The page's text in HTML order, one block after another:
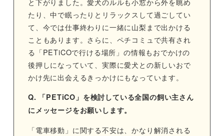
たり、中で眠ったりとリラックスして過ごしてい
て、今では仕事終わりに一緒に山梨まで出かける
こともあります。さらに、ペチコミュで共有され
る「PETiCOで行ける場所」の情報もおでかけの
後押しになっていて、実際に愛犬との新しいおで
かけ先に出会えるきっかけにもなっています。
Q. 「PETiCO」を検討している全国の飼い主さん
にメッセージをお願いします。
「電車移動」に関する不安は、かなり解消される